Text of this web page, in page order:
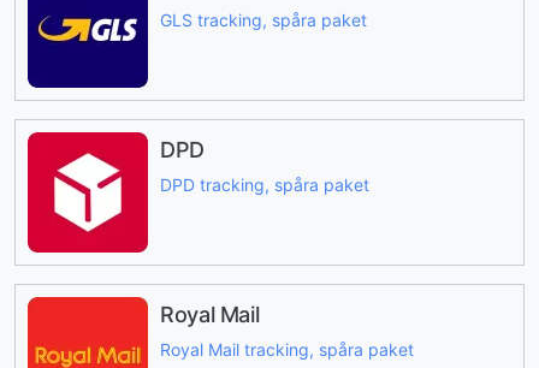
GLS tracking, spåra paket
DPD
DPD tracking, spåra paket
Royal Mail
Royal Mail tracking, spåra paket